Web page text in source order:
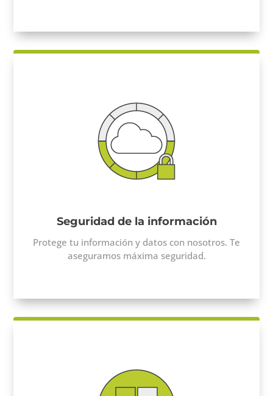
Seguridad de la información
Protege tu información y datos con nosotros. Te
aseguramos máxima seguridad.